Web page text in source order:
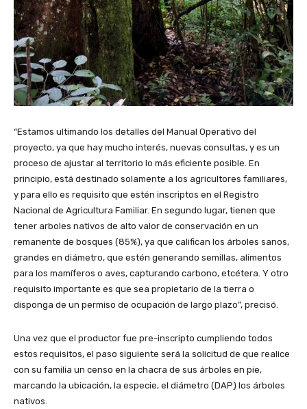
“Estamos ultimando los detalles del Manual Operativo del
proyecto, ya que hay mucho interés, nuevas consultas, y es un
proceso de ajustar al territorio lo más eficiente posible. En
principio, está destinado solamente a los agricultores familiares,
y para ello es requisito que estén inscriptos en el Registro
Nacional de Agricultura Familiar. En segundo lugar, tienen que
tener arboles nativos de alto valor de conservación en un
remanente de bosques (85%), ya que califican los árboles sanos,
grandes en diámetro, que estén generando semillas, alimentos
para los mamíferos o aves, capturando carbono, etcétera. Y otro
requisito importante es que sea propietario de la tierra o
disponga de un permiso de ocupación de largo plazo”, precisó.
Una vez que el productor fue pre-inscripto cumpliendo todos
estos requisitos, el paso siguiente será la solicitud de que realice
con su familia un censo en la chacra de sus árboles en pie,
marcando la ubicación, la especie, el diámetro (DAP) los árboles
nativos.